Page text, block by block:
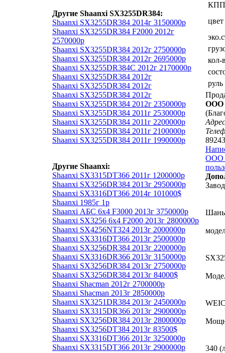
Другие Shaanxi SX3255DR384:
Shaanxi SX3255DR384 2014г 3150000р
Shaanxi SX3255DR384 F2000 2012г
2570000р
Shaanxi SX3255DR384 2012г 2750000р
Shaanxi SX3255DR384 2012г 2695000р
Shaanxi SX3255DR384С 2012г 2170000р
Shaanxi SX3255DR384 2012г
Shaanxi SX3255DR384 2012г
Shaanxi SX3255DR384 2012г
Shaanxi SX3255DR384 2012г 2350000р
Shaanxi SX3255DR384 2011г 2530000р
Shaanxi SX3255DR384 2011г 2200000р
Shaanxi SX3255DR384 2011г 2100000р
Shaanxi SX3255DR384 2011г 1990000р
Другие Shaanxi:
Shaanxi SX3315DT366 2011г 1200000р
Shaanxi SX3256DR384 2013г 2950000р
Shaanxi SX3316DT366 2014г 101000$
Shaanxi 1985г 1р
Shaanxi АБС 6x4 F3000 2013г 3750000р
Shaanxi SX3256 6x4 F2000 2013г 2800000р
Shaanxi SX4256NT324 2013г 2000000р
Shaanxi SX3316DT366 2013г 2500000р
Shaanxi SX3256DR384 2013г 2200000р
Shaanxi SX3316DR366 2013г 3150000р
Shaanxi SX3256DR384 2013г 2750000р
Shaanxi SX3256DR384 2013г 84000$
Shaanxi Shacman 2012г 2700000р
Shaanxi Shacman 2013г 2850000р
Shaanxi SX3251DR384 2013г 2450000р
Shaanxi SX3315DR366 2013г 2900000р
Shaanxi SX3256DR384 2013г 2800000р
Shaanxi SX3256DT384 2013г 83500$
Shaanxi SX3316DT366 2013г 3250000р
Shaanxi SX3315DT366 2013г 2900000р
КПП
цвет
кол-
руль
ООО
ООО
Завод
340